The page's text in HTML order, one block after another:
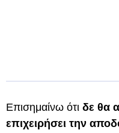
Επισημαίνω ότι δε θα
επιχειρήσει την